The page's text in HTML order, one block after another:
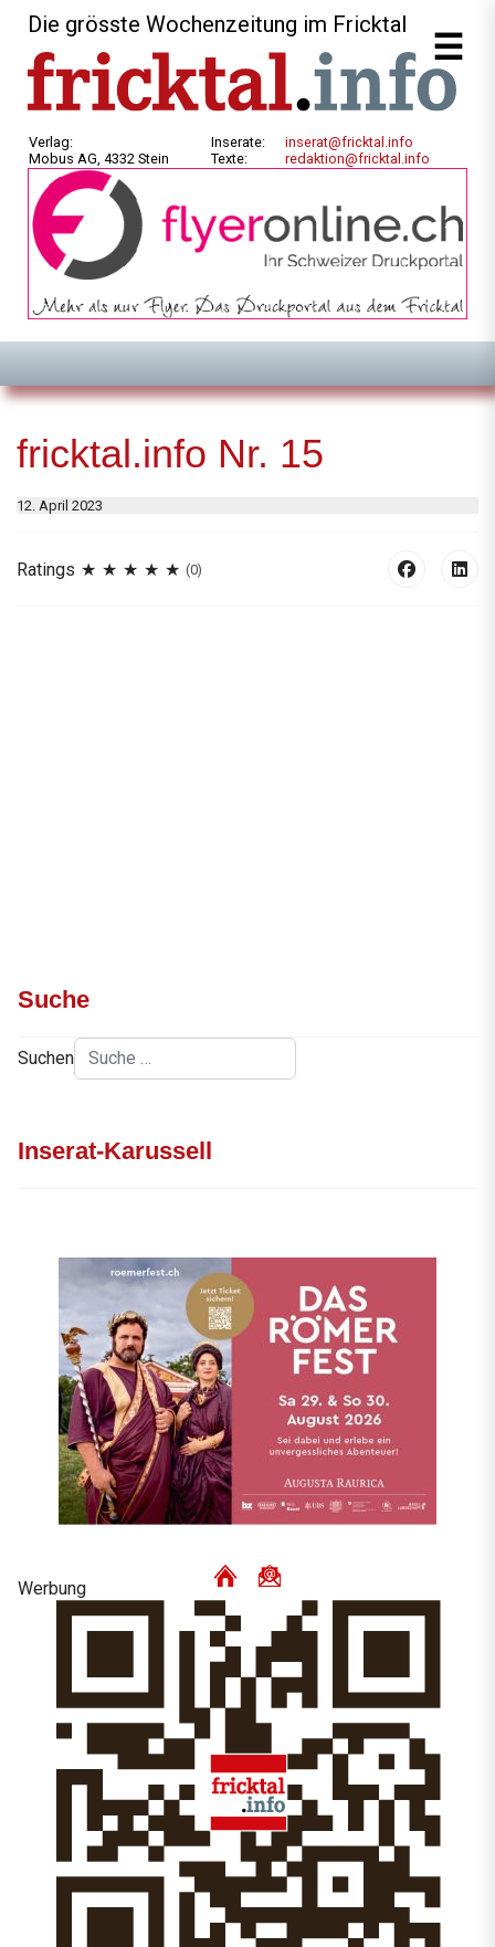
Die grösste Wochenzeitung im Fricktal
Verlag:
Mobus AG, 4332 Stein
Inserate:
Texte:
inserat@fricktal.info
redaktion@fricktal.info
fricktal.info Nr. 15
12. April 2023
Ratings (0)
Suche
Suchen
Inserat-Karussell
Werbung